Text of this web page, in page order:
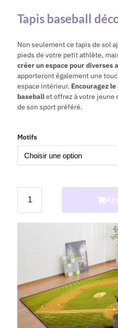
Tapis baseball
Non seulement ce tapis de sol
pieds de votre petit athlète,
créer un espace pour diverses
apporteront également une
espace intérieur. Encouragez
baseballet offrez à votre jeune
de son sport préféré.
Motifs